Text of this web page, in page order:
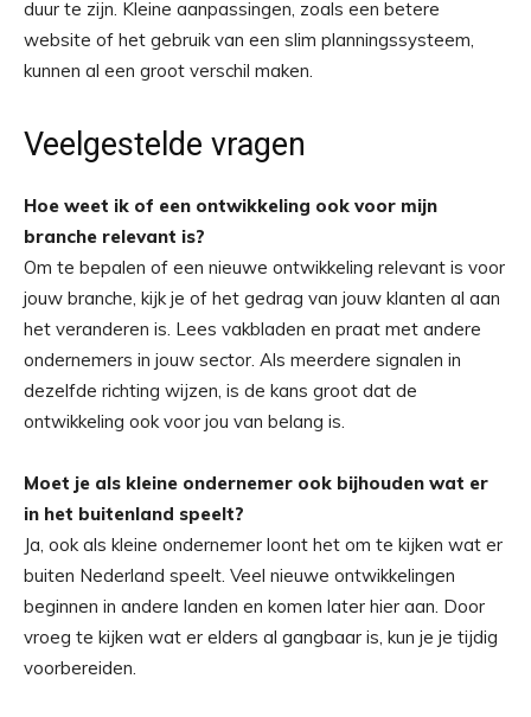
duur te zijn. Kleine aanpassingen, zoals een betere
website of het gebruik van een slim planningssysteem,
kunnen al een groot verschil maken.
Veelgestelde vragen
Hoe weet ik of een ontwikkeling ook voor mijn
branche relevant is?
Om te bepalen of een nieuwe ontwikkeling relevant is voor
jouw branche, kijk je of het gedrag van jouw klanten al aan
het veranderen is. Lees vakbladen en praat met andere
ondernemers in jouw sector. Als meerdere signalen in
dezelfde richting wijzen, is de kans groot dat de
ontwikkeling ook voor jou van belang is.
Moet je als kleine ondernemer ook bijhouden wat er
in het buitenland speelt?
Ja, ook als kleine ondernemer loont het om te kijken wat er
buiten Nederland speelt. Veel nieuwe ontwikkelingen
beginnen in andere landen en komen later hier aan. Door
vroeg te kijken wat er elders al gangbaar is, kun je je tijdig
voorbereiden.